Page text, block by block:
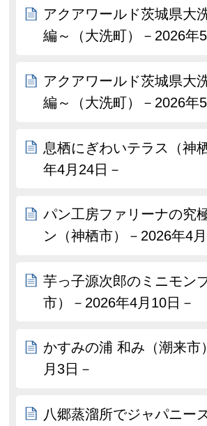
アクアワールド茨城県大
編～（大洗町）－2026年
アクアワールド茨城県大
編～（大洗町）－2026年
息栖にぎわいテラス（神
年4月24日－
パン工房ファリーナの究
ン（神栖市）－2026年4
芋っ子源次郎のミニモン
市）－2026年4月10日－
かすみの浦 和み（潮来市
月3日－
八郷蒸溜所でジャパニー